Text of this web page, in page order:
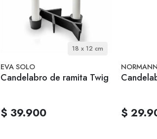
18 x 12 cm
EVA SOLO
Candelabro de ramita Twig
$ 39.900 $